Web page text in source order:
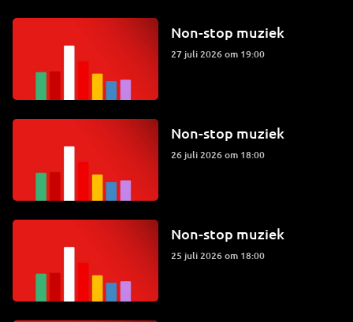
Non-stop muziek
27 juli 2026 om 19:00
Non-stop muziek
26 juli 2026 om 18:00
Non-stop muziek
25 juli 2026 om 18:00